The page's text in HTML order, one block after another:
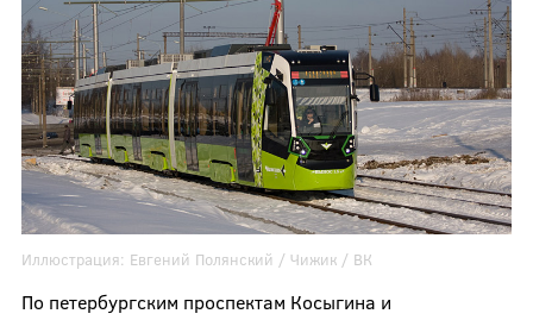
Иллюстрация: Евгений Полянский / Чижик/ ВК
По петербургским проспектам Косыгина и